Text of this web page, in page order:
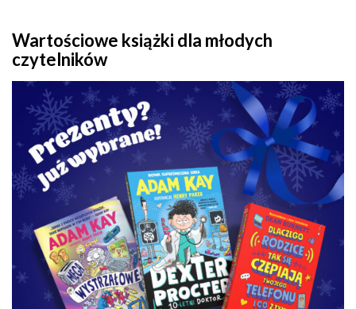
Wartościowe książki dla młodych
czytelników